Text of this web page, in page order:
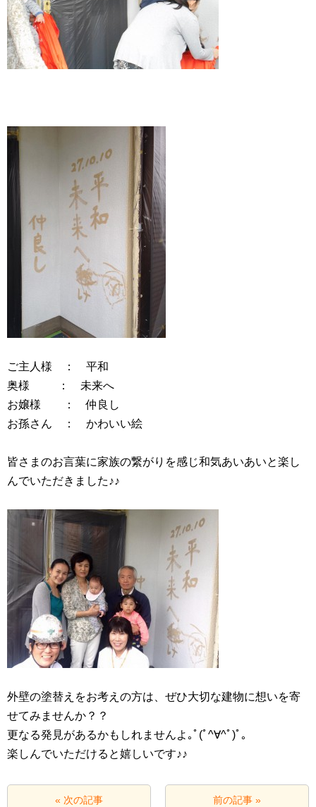
ご主人様 ：
奥様 ：
お嬢様
お孫さん ： かわいい絵
皆さまのお言葉に家族の繋がりを感じ和気あいあいと楽し
んでいただきました♪♪
外壁の塗替えをお考えの方は、ぜひ大切な建物に想いを寄
せてみませんか？？
更なる発見があるかもしれませんよ｡ﾟ(ﾟ^∀^ﾟ)ﾟ｡
楽しんでいただけると嬉しいです♪♪
« 次の記事 前の記事 »